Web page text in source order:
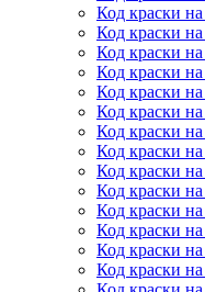
Код краски
Код краски
Код краски
Код краски
Код краски
Код краски
Код краски на
Код краски на
Код краски
Код краски
Код краски
Код краски
Код краски
Код краски